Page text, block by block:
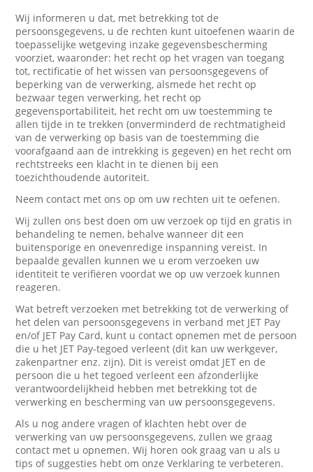
Wij informeren u dat, met betrekking tot de
persoonsgegevens, u de rechten kunt uitoefenen waarin de
toepasselijke wetgeving inzake gegevensbescherming
voorziet, waaronder: het recht op het vragen van toegang
tot, rectificatie of het wissen van persoonsgegevens of
beperking van de verwerking, alsmede het recht op
bezwaar tegen verwerking, het recht op
gegevensportabiliteit, het recht om uw toestemming te
allen tijde in te trekken (onverminderd de rechtmatigheid
van de verwerking op basis van de toestemming die
voorafgaand aan de intrekking is gegeven) en het recht om
rechtstreeks een klacht in te dienen bij een
toezichthoudende autoriteit.
Neem contact met ons op om uw rechten uit te oefenen.
Wij zullen ons best doen om uw verzoek op tijd en gratis in
behandeling te nemen, behalve wanneer dit een
buitensporige en onevenredige inspanning vereist. In
bepaalde gevallen kunnen we u erom verzoeken uw
identiteit te verifiëren voordat we op uw verzoek kunnen
reageren.
Wat betreft verzoeken met betrekking tot de verwerking of
het delen van persoonsgegevens in verband met JET Pay
en/of JET Pay Card, kunt u contact opnemen met de persoon
die u het JET Pay-tegoed verleent (dit kan uw werkgever,
zakenpartner enz. zijn). Dit is vereist omdat JET en de
persoon die u het tegoed verleent een afzonderlijke
verantwoordelijkheid hebben met betrekking tot de
verwerking en bescherming van uw persoonsgegevens.
Als u nog andere vragen of klachten hebt over de
verwerking van uw persoonsgegevens, zullen we graag
contact met u opnemen. Wij horen ook graag van u als u
tips of suggesties hebt om onze Verklaring te verbeteren.